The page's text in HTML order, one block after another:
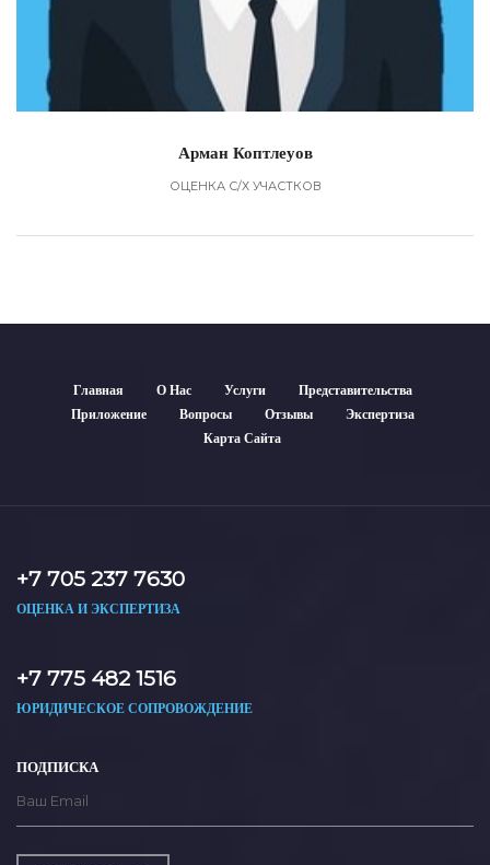
Арман Коптлеуов
ОЦЕНКА С/Х УЧАСТКОВ
Главная О Нас Услуги
Представительства
Приложение
Вопросы Отзывы
Экспертиза
Карта Сайта
+7 705 237 7630
ОЦЕНКА И ЭКСПЕРТИЗА
+7 775 482 1516
ЮРИДИЧЕСКОЕ СОПРОВОЖДЕНИЕ
ПОДПИСКА